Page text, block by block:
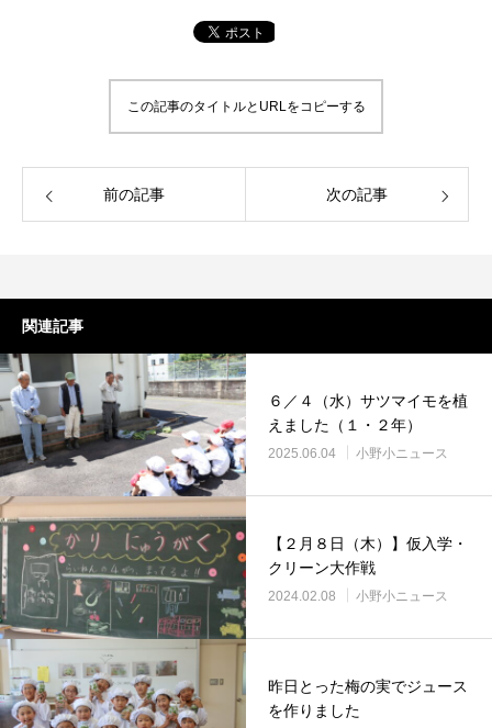
この記事のタイトルとURLをコピーする
前の記事 次の記事
関連記事
６／４（水）サツマイモを植
えました（１・２年）
2025.06.04 小野小ニュース
【２月８日（木）】仮入学・
クリーン大作戦
2024.02.08 小野小ニュース
昨日とった梅の実でジュース
を作りました